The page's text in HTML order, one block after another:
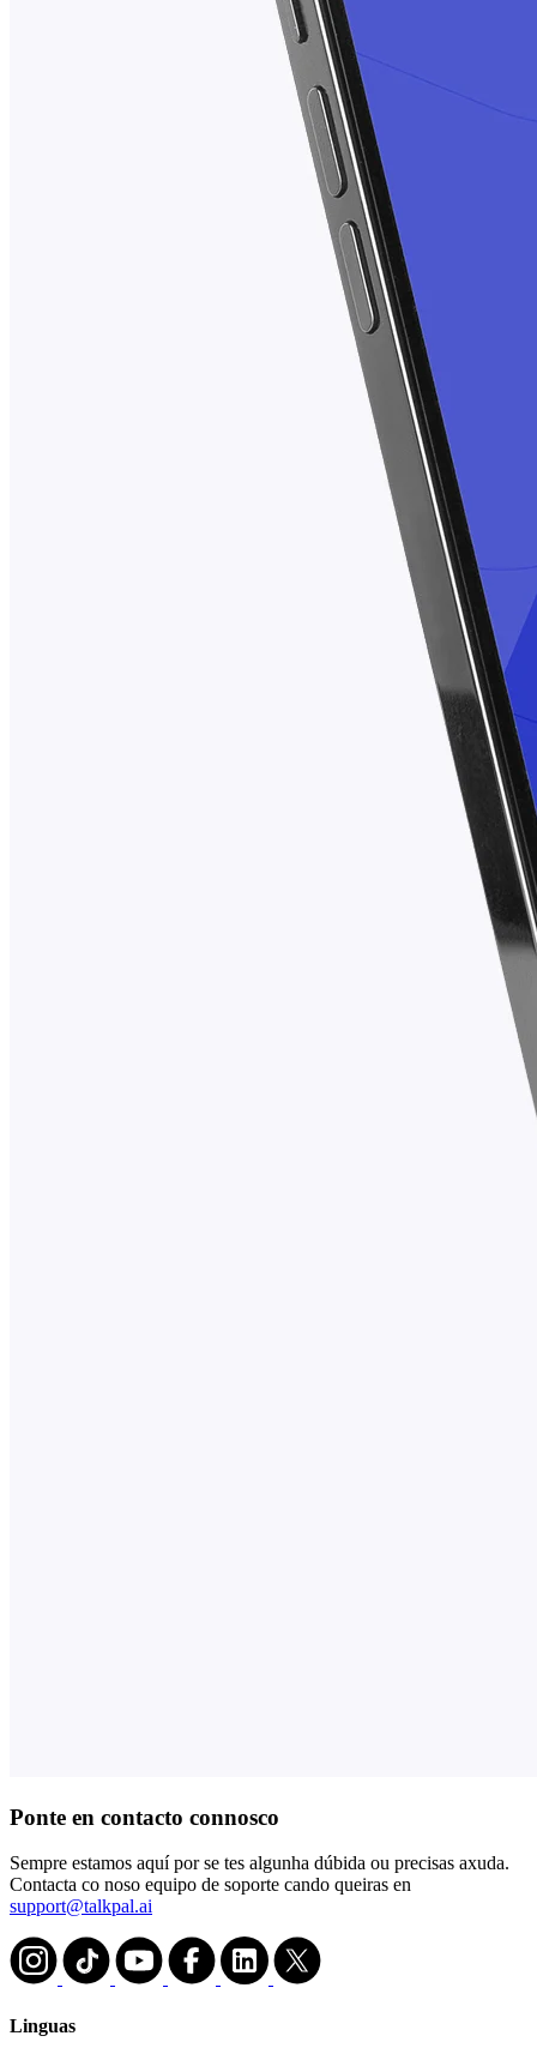
Ponte en contacto connosco
Sempre estamos aquí por se tes algunha dúbida ou precisas axuda.
Contacta co noso equipo de soporte cando queiras en
support@talkpal.ai
Linguas